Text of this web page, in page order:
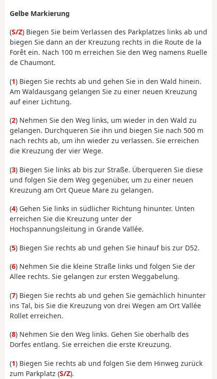
Gelbe Markierung
(S/Z) Biegen Sie beim Verlassen des Parkplatzes links ab und
biegen Sie dann an der Kreuzung rechts in die Route de la
Forêt ein. Nach 100 m erreichen Sie den Weg namens Ruelle
de Chaumont.
(1) Biegen Sie rechts ab und gehen Sie in den Wald hinein.
Am Waldausgang gelangen Sie zu einer neuen Kreuzung
auf einer Lichtung.
(2) Nehmen Sie den Weg links, um wieder in den Wald zu
gelangen. Durchqueren Sie ihn und biegen Sie nach 500 m
nach rechts ab, um ihn wieder zu verlassen. Sie erreichen
die Kreuzung der vier Wege.
(3) Biegen Sie links ab bis zur Straße. Überqueren Sie diese
und folgen Sie dem Weg gegenüber, um zu einer neuen
Kreuzung am Ort Queue Mare zu gelangen.
(4) Gehen Sie links in südlicher Richtung hinunter. Unten
erreichen Sie die Kreuzung unter der
Hochspannungsleitung in Grande Vallée.
(5) Biegen Sie rechts ab und gehen Sie hinauf bis zur D52.
(6) Nehmen Sie die kleine Straße links und folgen Sie der
Allee rechts. Sie gelangen zur ersten Weggabelung.
(7) Biegen Sie rechts ab und gehen Sie gemächlich hinunter
ins Tal, bis Sie die Kreuzung von drei Wegen am Ort Vallée
Rollet erreichen.
(8) Nehmen Sie den Weg links. Gehen Sie oberhalb des
Dorfes entlang. Sie erreichen die erste Kreuzung.
(1) Biegen Sie rechts ab und folgen Sie dem Hinweg zurück
zum Parkplatz (S/Z).